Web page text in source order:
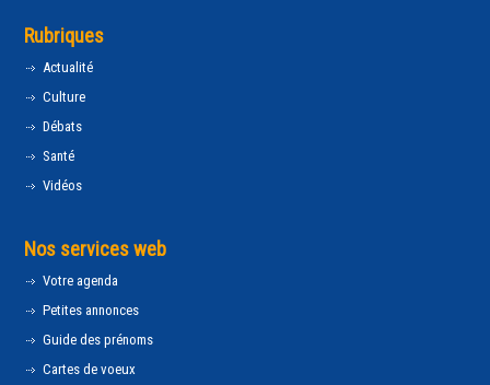
Rubriques
Actualité
Culture
Débats
Santé
Vidéos
Nos services web
Votre agenda
Petites annonces
Guide des prénoms
Cartes de voeux